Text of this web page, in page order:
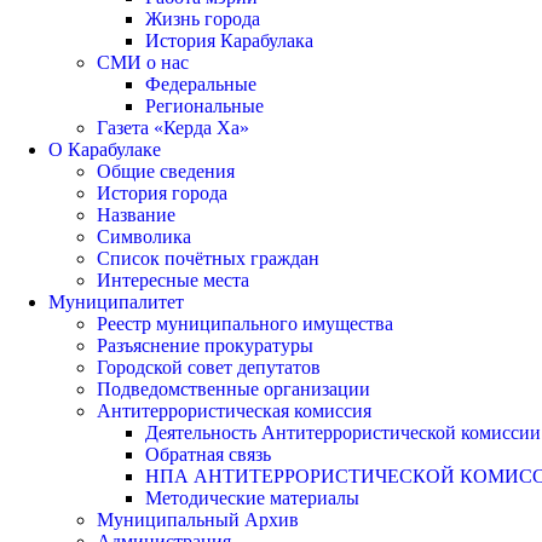
Жизнь города
История Карабулака
СМИ о нас
Федеральные
Региональные
Газета «Керда Ха»
О Карабулаке
Общие сведения
История города
Название
Символика
Список почётных граждан
Интересные места
Муниципалитет
Реестр муниципального имущества
Разъяснение прокуратуры
Городской совет депутатов
Подведомственные организации
Антитеррористическая комиссия
Деятельность Антитеррористической комиссии
Обратная связь
НПА АНТИТЕРРОРИСТИЧЕСКОЙ
Методические материалы
Муниципальный Архив